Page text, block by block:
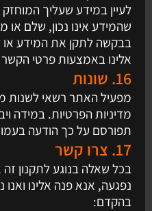
לעיין במידע שעליך
שהמידע אינו נכון, שלם או
בבקשה לתקן את המידע או
אלינו באמצעות פרטי
16. שונות
מפעיל האתר רשאי לשנות
מדיניות הפרטיות. במידה
תפורסם על כך הודעה
17. צרו קשר
בכל שאלה בנוגע לתקנון
נפגעה, אנא פנה אלינו
בהקדם: